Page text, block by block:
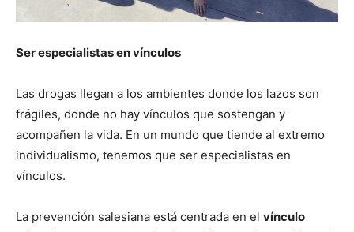
Ser especialistas en vínculos
Las drogas llegan a los ambientes donde los lazos son
frágiles, donde no hay vínculos que sostengan y
acompañen la vida. En un mundo que tiende al extremo
individualismo, tenemos que ser especialistas en
vínculos.
La prevención salesiana está centrada en el vínculo